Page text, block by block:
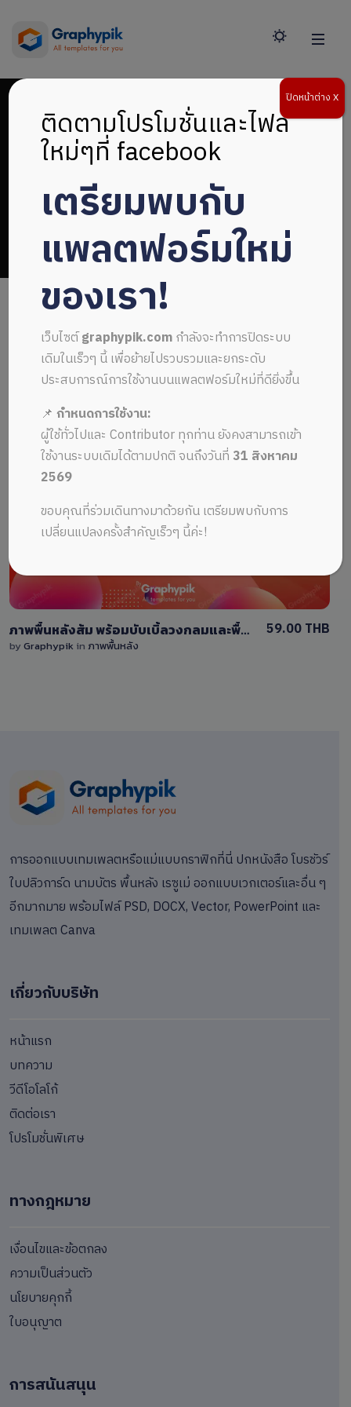
กราฟิกภาพพื้นหลัง
ALL MUSIC FROM กราฟิกภาพพื้นหลัง
0 Sale
ภาพพื้นหลังส้ม พร้อมบับเบิ้ลวงกลมและพื้นที่ใส่ข้อความ / Orange abstract background
by Graphypik in ภาพพื้นหลัง
59.00 THB
การออกแบบเทมเพลตหรือแม่แบบกราฟิกที่นี่ ปกหนังสือ โบรชัวร์
ใบปลิวการ์ด นามบัตร พื้นหลัง เรซูเม่ ออกแบบเวกเตอร์และอื่น ๆ
อีกมากมาย พร้อมไฟล์ PSD, DOCX, Vector, PowerPoint และ
เทมเพลต Canva
เกี่ยวกับบริษัท
หน้าแรก
บทความ
วีดีโอโลโก้
ติดต่อเรา
โปรโมชั่นพิเศษ
ทางกฎหมาย
เงื่อนไขและข้อตกลง
ความเป็นส่วนตัว
นโยบายคุกกี้
ใบอนุญาต
การสนันสนุน
ติดตามโปรโมชั่นและไฟล์
ใหม่ๆที่ facebook
เตรียมพบกับ
แพลตฟอร์มใหม่
ของเรา!
เว็บไซต์graphypik.comกำลังจะทำการปิดระบบ
เดิมในเร็วๆ นี้ เพื่อย้ายไปรวบรวมและยกระดับ
ประสบการณ์การใช้งานบนแพลตฟอร์มใหม่ที่ดียิ่งขึ้น
📌กำหนดการใช้งาน:
ผู้ใช้ทั่วไปและ Contributor ทุกท่าน ยังคงสามารถเข้า
ใช้งานระบบเดิมได้ตามปกติ จนถึงวันที่ 31 สิงหาคม
2569
ขอบคุณที่ร่วมเดินทางมาด้วยกัน เตรียมพบกับการ
เปลี่ยนแปลงครั้งสำคัญเร็วๆ นี้ค่ะ!
ปิดหน้าต่าง X